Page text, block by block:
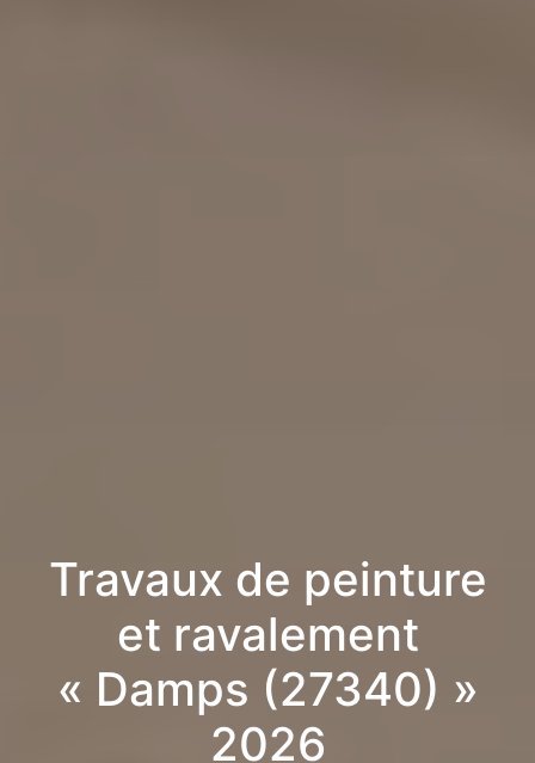
Travaux de peinture
et ravalement
« Damps (27340) »
2026